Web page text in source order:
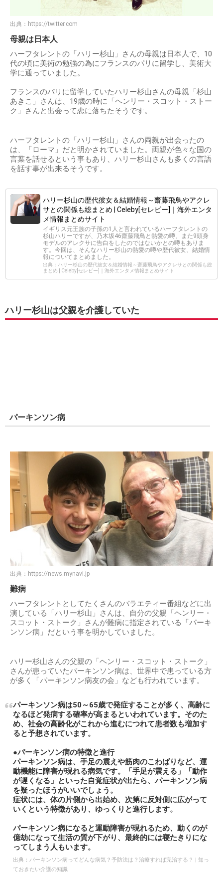
出典： https://twitter.com
母親は日本人
ハーフタレントの「ハリー杉山」さんの母親は日本人で、10
代の頃に美術の勉強の為にフランスのパリに留学し、美術大
学に通っていました。
フランスのパリに留学していたハリー杉山さんの母親「杉山
あきこ」さんは、19歳の時に「ヘンリー・スコット・ストー
ク」さんと出会って恋に落ちたそうです。
ハーフタレントの「ハリー杉山」さんの両親が出会ったの
は、「ローマ」だと明かされていました。両親が色々な国の
言葉を話せるという事もあり、ハリー杉山さんも多くの言語
を話す事が出来るそうです。
ハリー杉山の歴代彼女＆結婚情報～齋藤飛鳥やアクレ
サとの関係も総まとめ | Celeby[セレビー]｜海外エンタ
メ情報まとめサイト
イギリス元王族の子孫の1人と言われているハーフタレントの
杉山ハリーですが、乃木坂46齋藤飛鳥と熱愛の噂、また9頭身
モデルのアレクサに告白をしたのではないかとの噂もありま
す。今回は、そんなハリー杉山の熱愛の噂や歴代彼女、結婚情
報についてまとめました。
出典：ハリー杉山の歴代彼女＆結婚情報～齋藤飛鳥やアクレサとの関係も総
まとめ | Celeby[セレビー]｜海外エンタメ情報まとめサイト
ハリー杉山は父親を介護していた
パーキンソン病
出典： https://news.mynavi.jp
難病
ハーフタレントとしてたくさんのバラエティー番組などに出
演している「ハリー杉山」さんは、自分の父親「ヘンリー・
スコット・ストーク」さんが難病に指定されている「パーキ
ンソン病」だという事を明かしていました。
ハリー杉山さんの父親の「ヘンリー・スコット・ストーク」
さんが患っていたパーキンソン病は、世界中で患っている方
が多く「パーキンソン病友の会」なども行われています。
パーキンソン病は50～65歳で発症することが多く、高齢に
なるほど発病する確率が高まるといわれています。そのた
め、社会の高齢化がこれから進むにつれて患者数も増加す
ると予想されています。
●パーキンソン病の特徴と進行
パーキンソン病は、手足の震えや筋肉のこわばりなど、運
動機能に障害が現れる病気です。「手足が震える」「動作
が遅くなる」といった自覚症状が出たら、パーキンソン病
を疑ったほうがいいでしょう。
症状には、体の片側から出始め、次第に反対側に広がって
いくという特徴があり、ゆっくりと進行します。
パーキンソン病になると運動障害が現れるため、動くのが
億劫になって生活の質が下がり、最終的には寝たきりにな
ってしまう人もいます。
出典： パーキンソン病ってどんな病気？予防法は？治療すれば完治する？ | 知っ
ておきたい介護の知識